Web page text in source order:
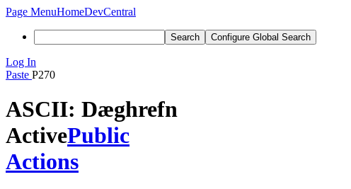
Page MenuHomeDevCentral
Search Configure Global Search
Log In
Paste P270
ASCII: Dæghrefn
ActivePublic
Actions